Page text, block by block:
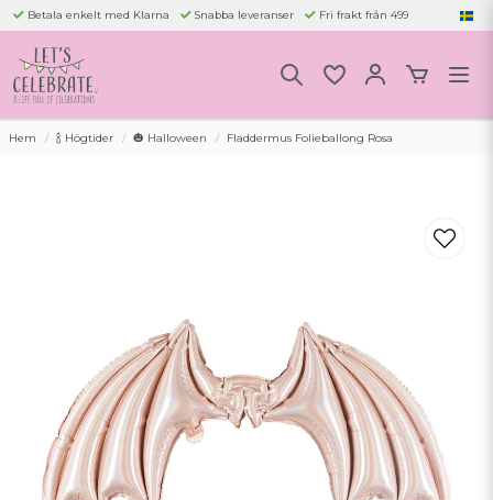
Betala enkelt med Klarna Snabba leveranser Fri frakt från 499
Hem 🍾 Högtider 🎃 Halloween Fladdermus Folieballong Rosa